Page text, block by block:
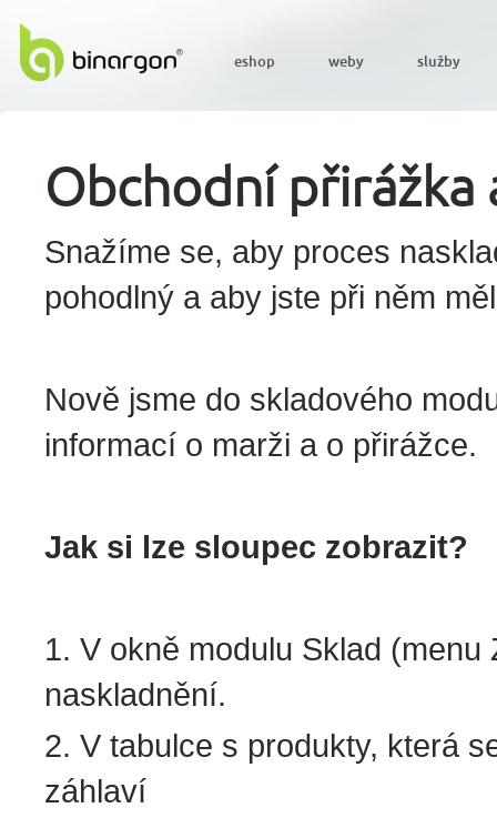
Obchodní přirážka
Snažíme se, aby proces
pohodlný a aby jste při něm
Nově jsme do skladového
informací o marži a o přirážce.
Jak si lze sloupec zobrazit?
1. V okně modulu Sklad
naskladnění.
2. V tabulce s produkty, která
záhlaví
eshop weby služby